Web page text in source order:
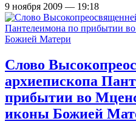
9 ноября 2009 — 19:18
Слово
архиепископа
прибытии во
иконы Божией